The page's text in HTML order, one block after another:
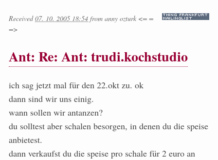
Received07. 10. 2005 18:54 from anny ozturk <= =
=>
Ant: Re: Ant: trudi.kochstudio
ich sag jetzt mal für den 22.okt zu. ok
dann sind wir uns einig.
wann sollen wir antanzen?
du solltest aber schalen besorgen, in denen du die speise
anbietest.
dann verkaufst du die speise pro schale für 2 euro an